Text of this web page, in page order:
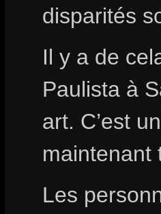
disparités
Il y a de
Paulista à
art. C’est
maintenant
Les